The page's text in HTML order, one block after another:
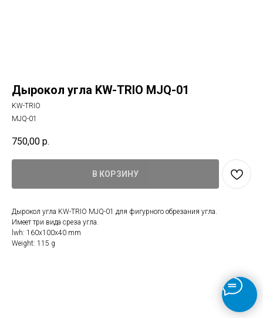
Дырокол угла KW-TRIO MJQ-01
KW-TRIO
MJQ-01
750,00 р.
В КОРЗИНУ
Дырокол угла KW-TRIO MJQ-01 для фигурного обрезания угла.
Имеет три вида среза угла.
lwh: 160x100x40 mm
Weight: 115 g